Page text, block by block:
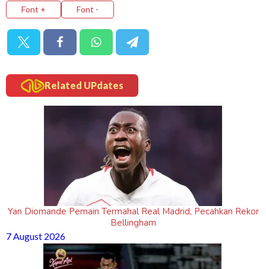
Font + Font -
Related UPdates
Yan Diomande Pemain Termahal Real Madrid, Pecahkan Rekor
Bellingham
7 August 2026